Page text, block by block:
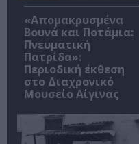
«Απομακρυσμένα
Βουνά και Ποτάμια:
Πνευματική
Πατρίδα»:
Περιοδική έκθεση
στο Διαχρονικό
Μουσείο Αίγινας